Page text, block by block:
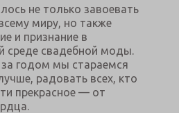
не только завоевать
миру, но также
и признание в
среде свадебной моды.
годом мы стараемся
радовать всех, кто
прекрасное — от